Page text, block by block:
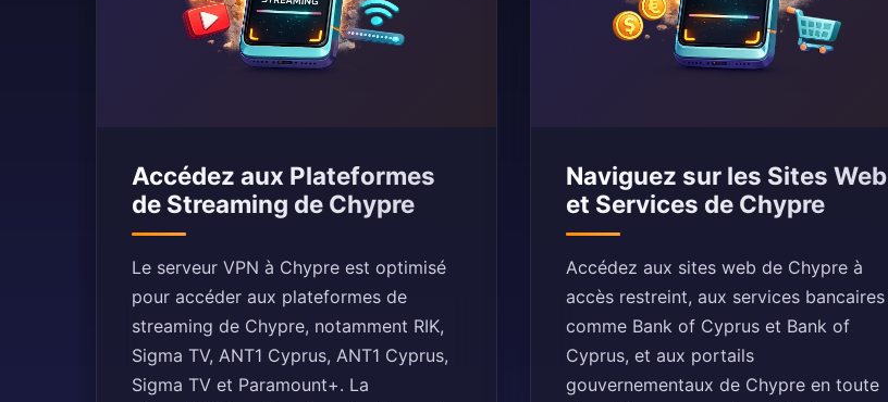
Accédez aux Plateformes
de Streaming de Chypre
Le serveur VPN à Chypre est optimisé
pour accéder aux plateformes de
streaming de Chypre, notamment RIK,
Sigma TV, ANT1 Cyprus, ANT1 Cyprus,
Sigma TV et Paramount+. La
Naviguez sur les Sites Web
et Services de Chypre
Accédez aux sites web de Chypre à
accès restreint, aux services bancaires
comme Bank of Cyprus et Bank of
Cyprus, et aux portails
gouvernementaux de Chypre en toute